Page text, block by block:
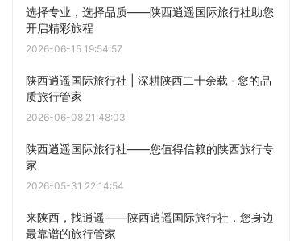
选择专业，选择品质——陕西逍遥国际旅行社助您
开启精彩旅程
2026-06-15 19:54:57
陕西逍遥国际旅行社 | 深耕陕西二十余载 · 您的品
质旅行管家
2026-06-08 21:48:03
陕西逍遥国际旅行社——您值得信赖的陕西旅行专
家
2026-05-31 22:14:54
来陕西，找逍遥——陕西逍遥国际旅行社，您身边
最靠谱的旅行管家